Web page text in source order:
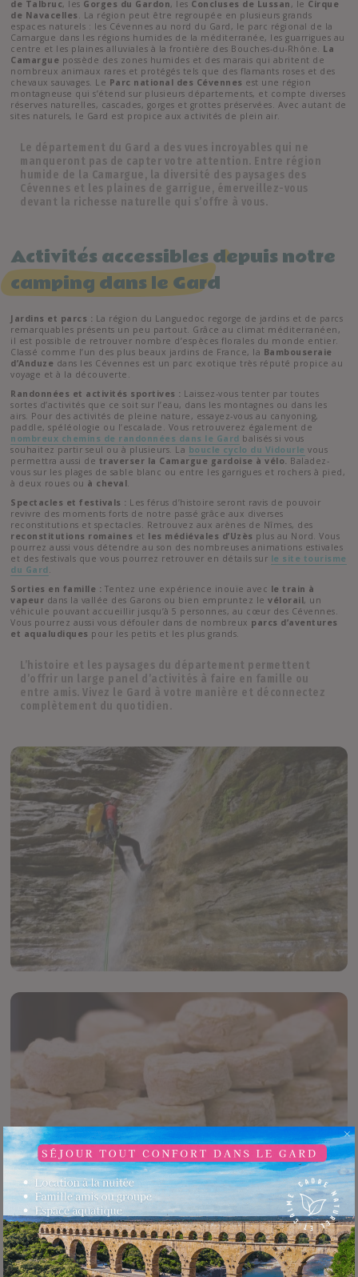
de Talbruc, les Gorges du Gardon, les Concluses de Lussan , le Cirque
de Navacelles . La région peut être regroupée en plusieurs grands
espaces naturels : les Cévennes au nord du Gard, le parc régional de la
Camargue dans les régions humides de la méditerranée, les guarrigues au
centre et les plaines alluviales à la frontière des Bouches-du-Rhône. La
Camargue possède des zones humides et des marais qui abritent de
nombreux animaux rares et protégés tels que des flamants roses et des
chevaux sauvages. Le Parc national des Cévennes est une région
montagneuse qui s’étend sur plusieurs départements, et compte diverses
réserves naturelles, cascades, gorges et grottes préservées. Avec autant de
sites naturels, le Gard est propice aux activités de plein air.
Le département du Gard a des vues incroyables qui ne
manqueront pas de capter votre attention. Entre région
humide de la Camargue, la diversité des paysages des
Cévennes et les plaines de garrigue, émerveillez-vous
devant la richesse naturelle qui s’offre à vous.
Activités accessibles depuis notre
camping dans le Gard
Jardins et parcs : La région du Languedoc regorge de jardins et de parcs
remarquables présents un peu partout. Grâce au climat méditerranéen,
il est possible de retrouver nombre d’espèces florales du monde entier.
Classé comme l’un des plus beaux jardins de France, la Bambouseraie
d’Anduze dans les Cévennes est un parc exotique très réputé propice au
voyage et à la découverte.
Randonnées et activités sportives : Laissez-vous tenter par toutes
sortes d’activités que ce soit sur l’eau, dans les montagnes ou dans les
airs. Pour des activités de pleine nature, essayez-vous au canyoning,
paddle, spéléologie ou l’escalade. Vous retrouverez également de
nombreux chemins de randonnées dans le Gard balisés si vous
souhaitez partir seul ou à plusieurs. La boucle cyclo du Vidourle vous
permettra aussi de traverser la Camargue gardoise à vélo. Baladez-
vous sur les plages de sable blanc ou entre les garrigues et rochers à pied,
à deux roues ou à cheval.
Spectacles et festivals : Les férus d’histoire seront ravis de pouvoir
revivre des moments forts de notre passé grâce aux diverses
reconstitutions et spectacles. Retrouvez aux arènes de Nîmes, des
reconstitutions romaines et les médiévales d’Uzès plus au Nord. Vous
pourrez aussi vous détendre au son des nombreuses animations estivales
et des festivals que vous pourrez retrouver en détails sur le site tourisme
du Gard.
Sorties en famille : Tentez une expérience inouïe avec le train à
vapeur dans la vallée des Garons ou bien empruntez levélorail, un
véhicule pouvant accueillir jusqu’à 5 personnes, au cœur des Cévennes.
Vous pourrez aussi vous défouler dans de nombreux parcs d’aventures
et aqualudiques pour les petits et les plus grands.
L’histoire et les paysages du département permettent
d’offrir un large panel d’activités à faire en famille ou
entre amis. Vivez le Gard à votre manière et déconnectez
complètement du quotidien.
Lagastronomie locale